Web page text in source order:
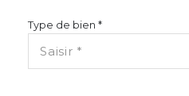
Type de bien *
Saisir *